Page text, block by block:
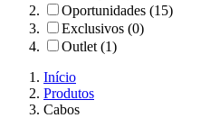
Oportunidades (15)
Exclusivos (0)
Outlet (1)
Início
Produtos
Cabos